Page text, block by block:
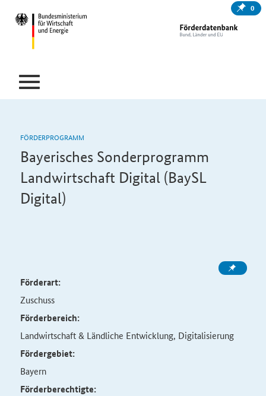
0
FÖRDERPROGRAMM
Bayerisches Sonderprogramm
Landwirtschaft Digital (BaySL
Digital)
Förderart:
Zuschuss
Förderbereich:
Landwirtschaft & Ländliche Entwicklung, Digitalisierung
Fördergebiet:
Bayern
Förderberechtigte: